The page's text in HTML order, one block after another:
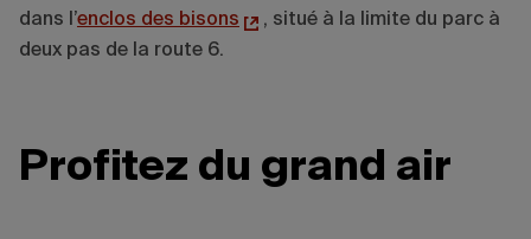
dans l’enclos des bisons
, situé à la limite du parc à
deux pas de la route 6.
Profitez du grand air